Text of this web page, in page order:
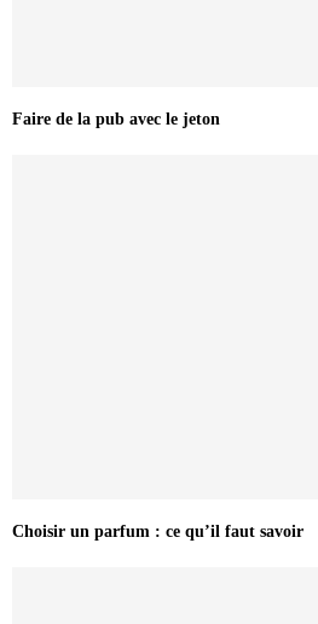
Faire de la pub avec le jeton
Choisir un parfum : ce qu’il faut savoir